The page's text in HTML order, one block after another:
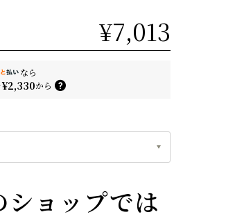
¥7,013
なら
¥2,330から
ショップでは